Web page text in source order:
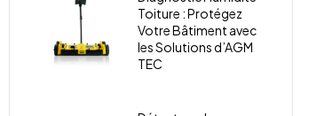
Toiture : Protégez
Votre Bâtiment avec
les Solutions d’AGM
TEC